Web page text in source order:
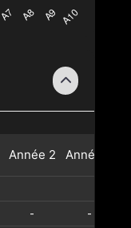
Année 2 Année
-
-